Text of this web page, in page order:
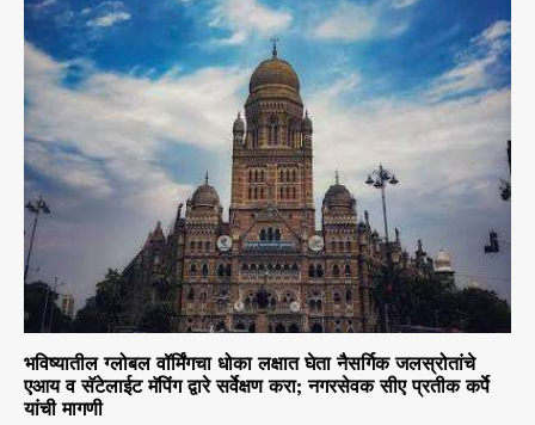
भविष्यातील ग्लोबल वॉर्मिंगचा धोका लक्षात घेता नैसर्गिक जलस्रोतांचे
एआय व सॅटेलाईट मॅपिंग द्वारे सर्वेक्षण करा; नगरसेवक सीए प्रतीक कर्पे
यांची मागणी